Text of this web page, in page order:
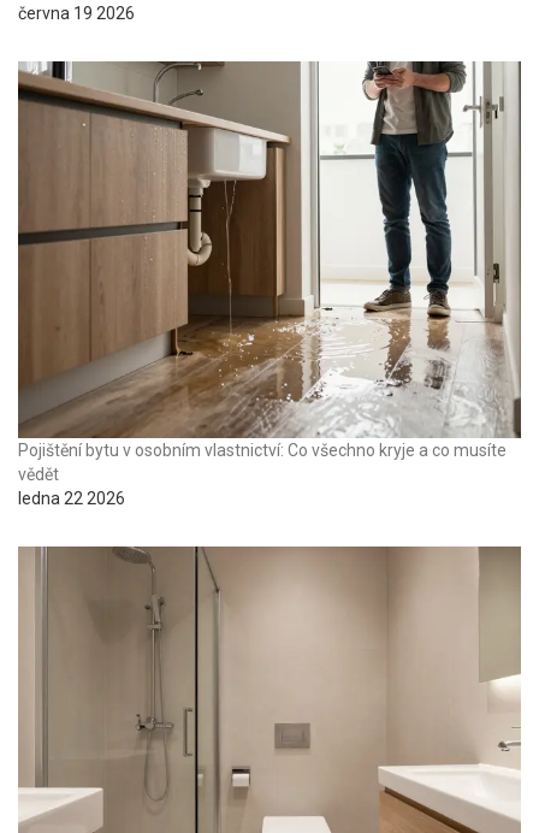
června 19 2026
Pojištění bytu v osobním vlastnictví: Co všechno kryje a co musíte
vědět
ledna 22 2026